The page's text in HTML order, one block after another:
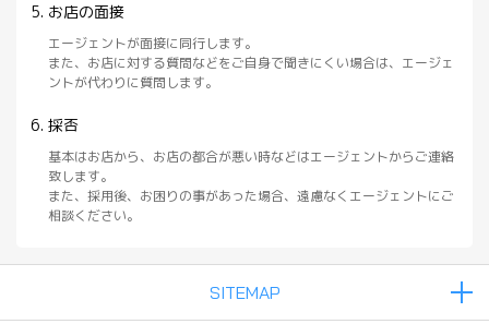
お店の面接
エージェントが面接に同行します。
また、お店に対する質問などをご自身で聞きにくい場合は、エージェ
ントが代わりに質問します。
採否
基本はお店から、お店の都合が悪い時などはエージェントからご連絡
致します。
また、採用後、お困りの事があった場合、遠慮なくエージェントにご
相談ください。